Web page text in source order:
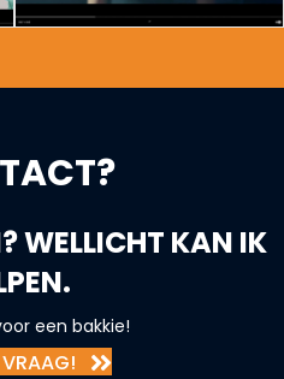
WELLICHT KAN IK
een bakkie!